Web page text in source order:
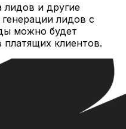
и другие
лидов с
можно будет
клиентов.